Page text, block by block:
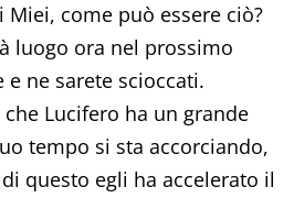
come può essere ciò?
luogo ora nel prossimo
ne sarete scioccati.
Lucifero ha un grande
tempo si sta accorciando,
questo egli ha accelerato il